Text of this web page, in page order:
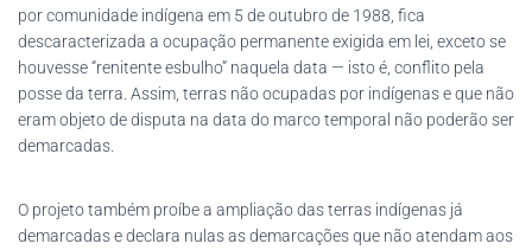
por comunidade indígena em 5 de outubro de 1988, fica
descaracterizada a ocupação permanente exigida em lei, exceto se
houvesse “renitente esbulho” naquela data — isto é, conflito pela
posse da terra. Assim, terras não ocupadas por indígenas e que não
eram objeto de disputa na data do marco temporal não poderão ser
demarcadas.
O projeto também proíbe a ampliação das terras indígenas já
demarcadas e declara nulas as demarcações que não atendam aos